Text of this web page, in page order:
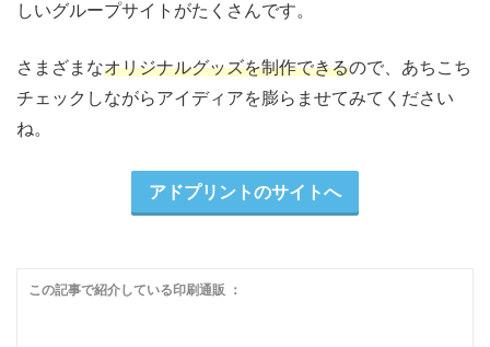
しいグループサイトがたくさんです。
さまざまなオリジナルグッズを制作できるので、あちこち
チェックしながらアイディアを膨らませてみてください
ね。
アドプリントのサイトへ
この記事で紹介している印刷通販 ：